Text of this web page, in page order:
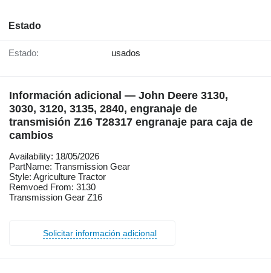
Estado
Estado: usados
Información adicional — John Deere 3130,
3030, 3120, 3135, 2840, engranaje de
transmisión Z16 T28317 engranaje para caja de
cambios
Availability: 18/05/2026
PartName: Transmission Gear
Style: Agriculture Tractor
Remvoed From: 3130
Transmission Gear Z16
Solicitar información adicional